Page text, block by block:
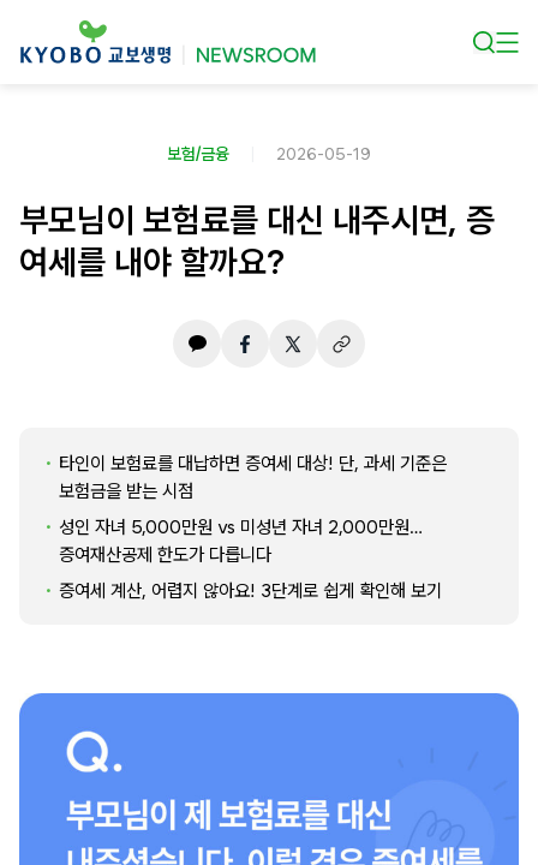
보험/금융 2026-05-19
부모님이 보험료를 대신 내주시면, 증
여세를 내야 할까요?
타인이 보험료를 대납하면 증여세 대상! 단, 과세 기준은
보험금을 받는 시점
성인 자녀 5,000만원 vs 미성년 자녀 2,000만원…
증여재산공제 한도가 다릅니다
증여세 계산, 어렵지 않아요! 3단계로 쉽게 확인해 보기